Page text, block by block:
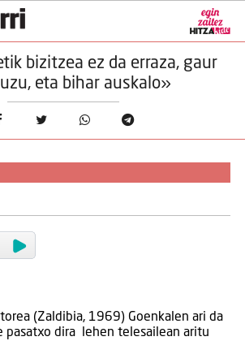
bizitzea ez da erraza, gaur
eta bihar auskalo»
(Zaldibia, 1969) Goenkalen ari da
pasatxo dira lehen telesailean aritu